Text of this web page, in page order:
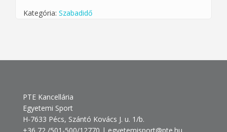
Kategória: Szabadidő
PTE Kancellária
Egyetemi Sport
H-7633 Pécs, Szántó Kovács J. u. 1/b.